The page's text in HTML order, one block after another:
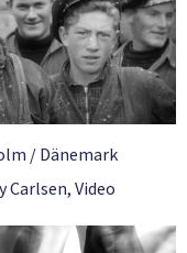
/ Dänemark
Carlsen, Video